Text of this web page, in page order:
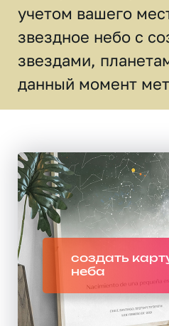
учетом вашего
звездное небо c
звездами,
данный момент
создать
неба